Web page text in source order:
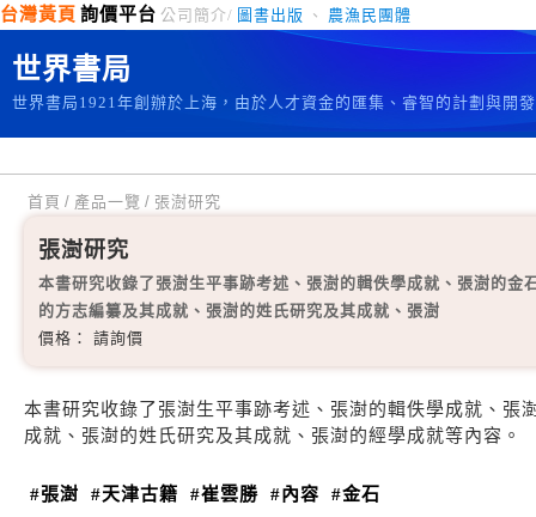
台灣黃頁 詢價平台 公司簡介/ 圖書出版 、 農漁民團體
世界書局
世界書局1921年創辦於上海，由於人才資金的匯集、睿智的計劃與開
首頁 / 產品一覽 / 張澍研究
張澍研究
本書研究收錄了張澍生平事跡考述、張澍的輯佚學成就、張澍的金
的方志編纂及其成就、張澍的姓氏研究及其成就、張澍
價格： 請詢價
本書研究收錄了張澍生平事跡考述、張澍的輯佚學成就、張
成就、張澍的姓氏研究及其成就、張澍的經學成就等內容。
#張澍 #天津古籍 #崔雲勝 #內容 #金石